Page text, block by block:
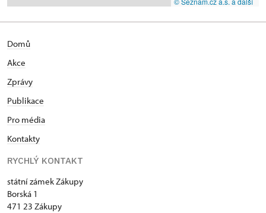
Domů
Akce
Zprávy
Publikace
Pro média
Kontakty
RYCHLÝ KONTAKT
státní zámek Zákupy
Borská 1
471 23 Zákupy